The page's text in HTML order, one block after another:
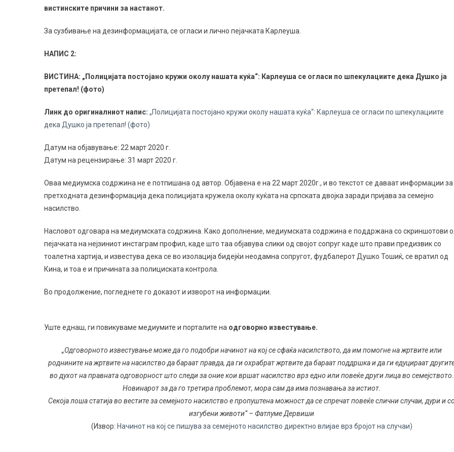
вистинските причини за настанот.
За сузбивање на дезинформацијата, се огласи и лично пејачката Карлеуша.
НАПИС 2:
ВИСТИНА: „Полицијата постојано кружи околу нашата куќа“: Карлеуша се огласи по шпекулациите дека Душко ја
претепал! (фото)
Линк до оригиналниот напис: „Полицијата постојано кружи околу нашата куќа“: Карлеуша се огласи по шпекулациите
дека Душко ја претепал! (фото)
Датум на објавување: 22 март 2020 г.
Датум на рецензирање: 31 март 2020 г.
Оваа медиумска содржина не е потпишана од автор. Објавена е на 22 март 2020г., и во текстот се даваат информации за
претходната дезинформација дека полицијата кружела околу куќата на српската двојка заради пријава за семејно
насилство.
Насловот одговара на медиумската содржина. Како дополнение, медиумската содржина е поддржана со скриншотови
пејачката на нејзиниот инстаграм профил, каде што таа објавува слики од својот сопруг каде што прави предизвик со
тоалетна хартија, и известува дека се во изолација бидејќи неодамна сопругот, фудбалерот Душко Тошиќ, се вратил од
Кина, и тоа е и причината за полициската контрола.
Во продолжение, погледнете го доказот и изворот на информации.
Уште еднаш, ги повикуваме медиумите и порталите на одговорно известување.
„Одговорното известување може да го подобри начинот на кој се сфаќа насилството, да им помогне на жртвите или
роднините на жртвите на насилство да бараат правда, да ги охрабрат жртвите да бараат поддршка и да ги едуцираат
во духот на правната одговорност што следи за оние кои вршат насилство врз едно или повеќе други лица во семејството.
Новинарот за да го третира проблемот, мора сам да има познавања за истиот.
Секоја лоша статија во вестите за семејното насилство е пропуштена можност да се спречат повеќе слични случаи, дури и
изгубени животи“ – Фатлуме Дервиши
(Извор: Начинот на кој се пишува за семејното насилство директно влијае врз бројот на случаи)